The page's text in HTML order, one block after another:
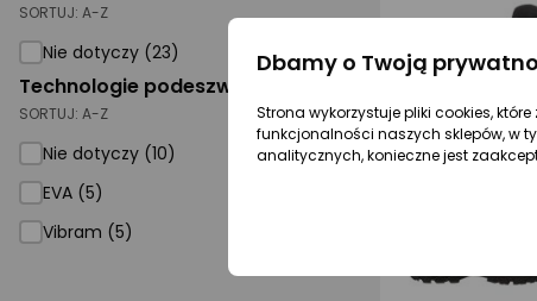
SORTUJ: A-Z
Nie dotyczy (23)
Technologie podeszwy
SORTUJ: A-Z
Nie dotyczy (10)
EVA (5)
Vibram (5)
Dbamy o Twoją
Strona wykorzystuje pliki cookies,
funkcjonalności naszych sklepów, w
analitycznych, konieczne jest